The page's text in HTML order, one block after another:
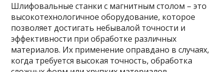
Шлифовальные станки с магнитным столом – это
высокотехнологичное оборудование, которое
позволяет достигать небывалой точности и
эффективности при обработке различных
материалов. Их применение оправдано в случаях,
когда требуется высокая точность, обработка